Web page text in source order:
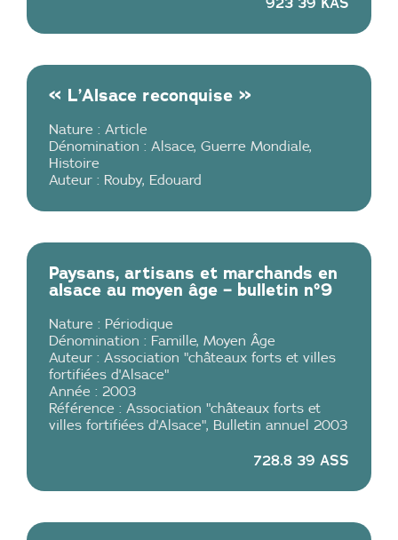
« L’Alsace reconquise »
Nature : Article
Dénomination : Alsace, Guerre Mondiale,
Histoire
Auteur : Rouby, Edouard
Paysans, artisans et marchands en
alsace au moyen âge – bulletin n°9
Nature : Périodique
Dénomination : Famille, Moyen Âge
Auteur : Association "châteaux forts et villes
fortifiées d'Alsace"
Année : 2003
Référence : Association "châteaux forts et
villes fortifiées d'Alsace", Bulletin annuel 2003
728.8 39 ASS